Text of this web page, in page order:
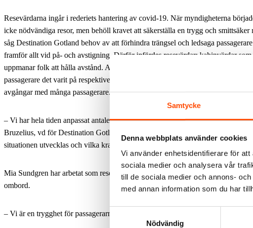
Samtycke
Denna webbplats använder cookies
Vi använder enhetsidentifierare för
sociala medier och analysera vår
till de sociala medier och annons-
med annan information som du har
Samtyckesval
Nödvändig
Resevärdarna ingår i rederiets hantering av covid-19. När myndigheterna
icke nödvändiga resor, men behöll kravet att säkerställa en trygg och smittsäker
såg Destination Gotland behov av att förhindra trängsel och ledsaga passagerare
framför allt vid på- och avstigning. Därför infördes resevärdar; kabinvärdar som
uppmanar folk att hålla avstånd. Antalet har varierat beroende på hur många
passagerare det varit på respektive tur. Efter högsäsong har man fortfarande
avgångar med många passagerare.
– Vi har hela tiden anpassat antalet efter passagerarmängden, förklarar Christer
Bruzelius, vd för Destination Gotland. Och vi anpassar oss hela tiden efter hur
situationen utvecklas och vilka krav som myndigheterna ställer.
Mia Sundgren har arbetat som resevärd på M/S Gotland i sommar och
ombord.
– Vi är en trygghet för passagerarna och har fått mycket beröm, säger hon.